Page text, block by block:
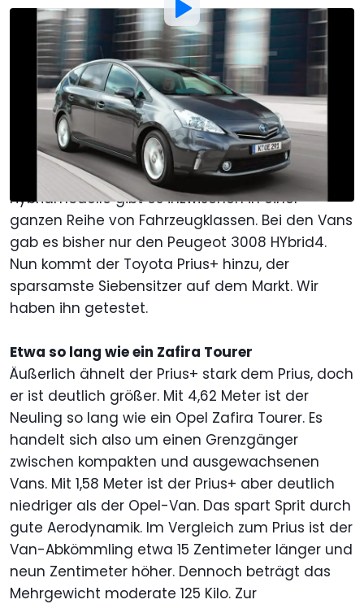
Von: Stefan Leichsenring
18. Jun. 2012um13:52 Uhr
Als bevorzugte Quelle Motor1.com
auf Google hinzufügen
Vom Kleinwagen bis zum Sportler, vom
Golfklasse-Auto bis zur Oberklasse-Limousine:
Hybridmodelle gibt es inzwischen in einer
ganzen Reihe von Fahrzeugklassen. Bei den Vans
gab es bisher nur den Peugeot 3008 HYbrid4.
Nun kommt der Toyota Prius+ hinzu, der
sparsamste Siebensitzer auf dem Markt. Wir
haben ihn getestet.
Etwa so lang wie ein Zafira Tourer
Äußerlich ähnelt der Prius+ stark dem Prius, doch
er ist deutlich größer. Mit 4,62 Meter ist der
Neuling so lang wie ein Opel Zafira Tourer. Es
handelt sich also um einen Grenzgänger
zwischen kompakten und ausgewachsenen
Vans. Mit 1,58 Meter ist der Prius+ aber deutlich
niedriger als der Opel-Van. Das spart Sprit durch
gute Aerodynamik. Im Vergleich zum Prius ist der
Van-Abkömmling etwa 15 Zentimeter länger und
neun Zentimeter höher. Dennoch beträgt das
Mehrgewicht moderate 125 Kilo. Zur